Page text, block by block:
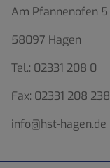
Am Pfannenofen 5
58097 Hagen
Tel.: 02331 208 0
Fax: 02331 208 238
info@hst-hagen.de